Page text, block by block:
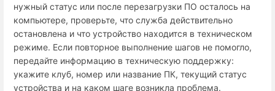
нужный статус или после перезагрузки ПО осталось на
компьютере, проверьте, что служба действительно
остановлена и что устройство находится в техническом
режиме. Если повторное выполнение шагов не помогло,
передайте информацию в техническую поддержку:
укажите клуб, номер или название ПК, текущий статус
устройства и на каком шаге возникла проблема.